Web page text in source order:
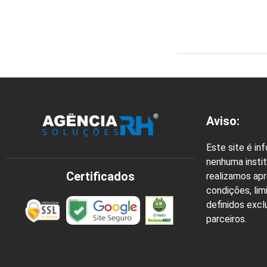
Certificados
Aviso:
Este site é
nenhuma
realizamos
condições,
definidos
parceiros.